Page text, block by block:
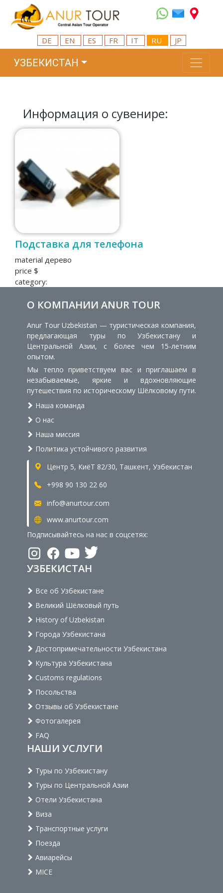
DE EN ES FR IT RU JP
УЗБЕКИСТАН
Информация о сувенире:
Подставка для телефона
material дерево
price $
category:
О КОМПАНИИ ANUR TOUR
Anur Tour Uzbekistan — туристическая компания,
предлагающая туры по Узбекистану и
Центральной Азии, с более чем 15-летним
опытом.
Мы тепло приветствуем вас и приглашаем в
незабываемые, яркие и вдохновляющие
путешествия по историческому Шёлковому пути.
Наша команда
О нас
Наша миссия
Политика устойчивого развития
Центр 5, КиёТ 82/30, Ташкент, Узбекистан
+998 90 130 22 60
info@anurtour.com
www.anurtour.com
Подписывайтесь на нас в соцсетях:
УЗБЕКИСТАН
Все об Узбекистане
Великий Шёлковый путь
History of Uzbekistan
Города Узбекистана
Достопримечательности Узбекистана
Культура Узбекистана
Customs regulations
Посольства
Отзывы об Узбекистане
Фотогалерея
FAQ
НАШИ УСЛУГИ
Туры по Узбекистану
Туры по Центральной Азии
Отели Узбекистана
Виза
Транспортные услуги
Поезда
Авиарейсы
MICE